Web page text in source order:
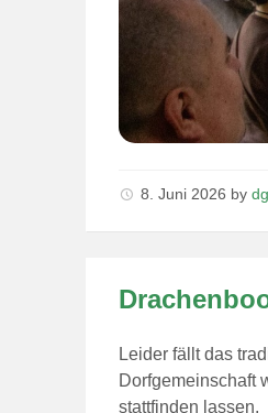
8. Juni 2026 bydg
Leider fällt das
Dorfgemeinschaft
stattfinden lassen.